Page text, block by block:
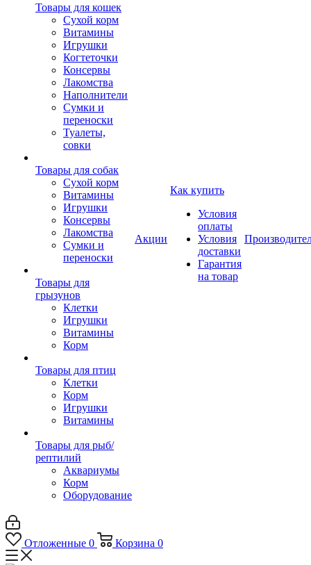
Товары для кошек
Cухой корм
Витамины
Игрушки
Когтеточки
Консервы
Лакомства
Наполнители
Сумки и
переноски
Туалеты,
совки
Товары для собак
Cухой корм
Витамины
Игрушки
Консервы
Лакомства
Сумки и
переноски
Товары для
грызунов
Клетки
Игрушки
Витамины
Корм
Товары для птиц
Клетки
Корм
Игрушки
Витамины
Товары для рыб/
рептилий
Аквариумы
Корм
Оборудование
Акции
Как купить
Условия
оплаты
Условия
доставки
Гарантия
на товар
Отложенные 0 Корзина 0